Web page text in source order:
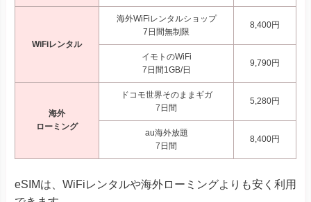
WiFiレンタル
海外WiFiレンタルショップ
7日間無制限
8,400円
イモトのWiFi
7日間1GB/日
9,790円
海外
ローミング
ドコモ世界そのままギガ
7日間
5,280円
au海外放題
7日間
8,400円
eSIMは、WiFiレンタルや海外ローミングよりも安く利用